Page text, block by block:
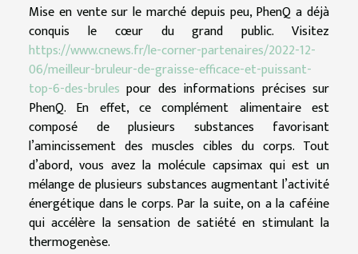
Mise en vente sur le marché depuis peu, PhenQ a déjà
conquis le cœur du grand public. Visitez
https://www.cnews.fr/le-corner-partenaires/2022-12-
06/meilleur-bruleur-de-graisse-efficace-et-puissant-
top-6-des-brules pour des informations précises sur
PhenQ. En effet, ce complément alimentaire est
composé de plusieurs substances favorisant
l’amincissement des muscles cibles du corps. Tout
d’abord, vous avez la molécule capsimax qui est un
mélange de plusieurs substances augmentant l’activité
énergétique dans le corps. Par la suite, on a la caféine
qui accélère la sensation de satiété en stimulant la
thermogenèse.